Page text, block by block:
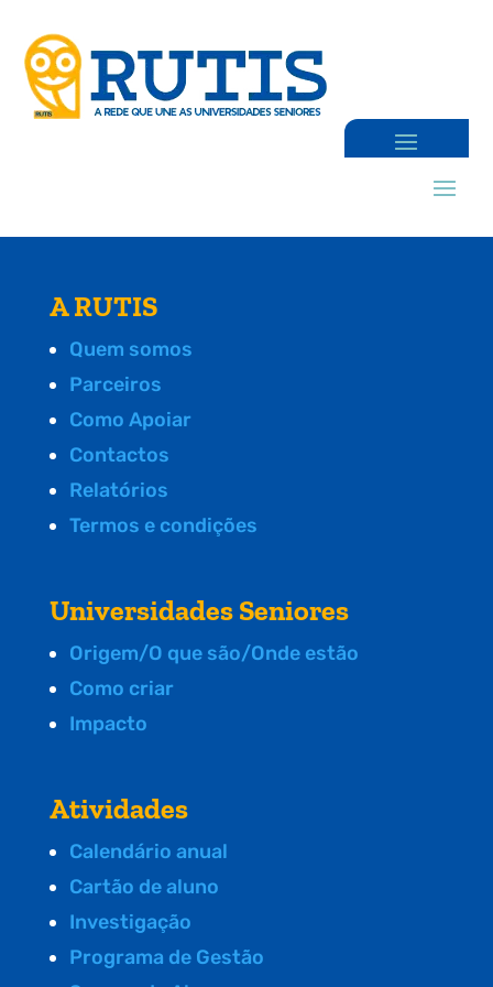
A RUTIS
Quem somos
Parceiros
Como Apoiar
Contactos
Relatórios
Termos e condições
Universidades Seniores
Origem/O que são/Onde estão
Como criar
Impacto
Atividades
Calendário anual
Cartão de aluno
Investigação
Programa de Gestão